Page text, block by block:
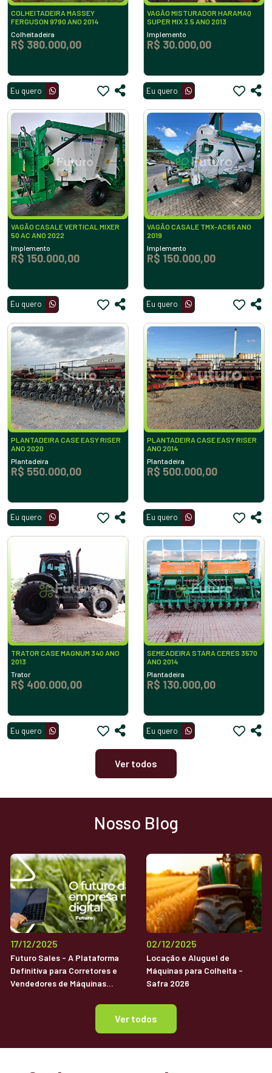
COLHEITADEIRA MASSEY
FERGUSON 9790 ANO 2014
Colheitadeira
R$ 380.000,00
Eu quero
VAGÃO MISTURADOR HARAMAQ
SUPER MIX 3.5 ANO 2013
Implemento
R$ 30.000,00
Eu quero
VAGÃO CASALE VERTICAL MIXER
50 AC ANO 2022
Implemento
R$ 150.000,00
Eu quero
VAGÃO CASALE TMX-AC65 ANO
2019
Implemento
R$ 150.000,00
Eu quero
PLANTADEIRA CASE EASY RISER
ANO 2020
Plantadeira
R$ 550.000,00
Eu quero
PLANTADEIRA CASE EASY RISER
ANO 2014
Plantadeira
R$ 500.000,00
Eu quero
TRATOR CASE MAGNUM 340 ANO
2013
Trator
R$ 400.000,00
Eu quero
SEMEADEIRA STARA CERES 3570
ANO 2014
Plantadeira
R$ 130.000,00
Eu quero
Ver todos
Nosso Blog
17/12/2025
Futuro Sales - A Plataforma
Definitiva para Corretores e
Vendedores de Máquinas
02/12/2025
Locação e Aluguel de
Máquinas para Colheita -
Safra 2026
Ver todos